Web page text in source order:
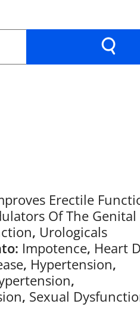
Erectile
Of The Genital
, Urologicals
Impotence, Heart
, Hypertension,
,
, Sexual